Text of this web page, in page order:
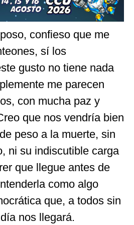
confieso que me
sí los
gusto no tiene nada
me parecen
con mucha paz y
que nos vendría bien
peso a la muerte, sin
ni su indiscutible carga
que llegue antes de
como algo
que, a todos sin
nos llegará.